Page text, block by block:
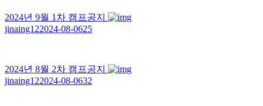
2024년 9월 1차 캠프공지
jinaing122024-08-0625
2024년 8월 2차 캠프공지
jinaing122024-08-0632